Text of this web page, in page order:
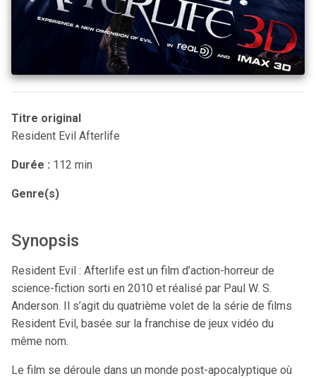
Titre original
Resident Evil Afterlife
Durée : 112 min
Genre(s)
Synopsis
Resident Evil : Afterlife est un film d’action-horreur de
science-fiction sorti en 2010 et réalisé par Paul W. S.
Anderson. Il s’agit du quatrième volet de la série de films
Resident Evil, basée sur la franchise de jeux vidéo du
même nom.
Le film se déroule dans un monde post-apocalyptique où